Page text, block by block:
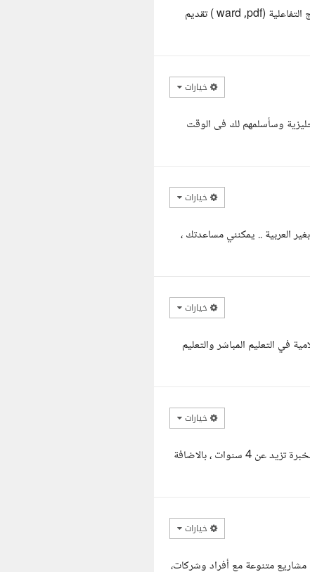
مرحبا صديقي يسعدني التعامل معك في اعداد الملفات لتعلم اللغة العربية والاعاجم لتعليم الاطفال وعلى البرامج التفاعلية (ward ,pdf ) تقديم
خيارات
وسأسلمهم لك فى الوقت
خيارات
العربية .. يمكنني مساعدتك ،
خيارات
في التعليم المباشر والتعليم
خيارات
السلام عليكم و رحمة الله و بركاته معك هبه معلمة محترفة في تدريس العربي لغير الناطقين بها في بلاد الغرب بخبرة تزيد عن 4 سنوات ، بالاضافة
خيارات
مشاريع متنوعة مع أفراد وشركات،